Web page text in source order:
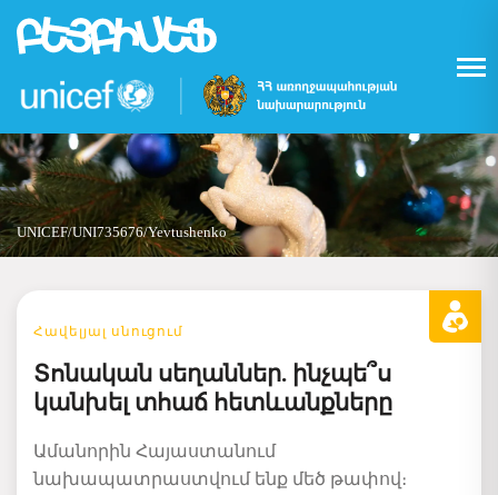
Skip
content
UNICEF/UNI735676/Yevtushenko
Հավելյալ սնուցում
Տոնական սեղաններ. ինչպե՞ս
կանխել տհաճ հետևանքները
Ամանորին Հայաստանում
նախապատրաստվում ենք մեծ թափով։